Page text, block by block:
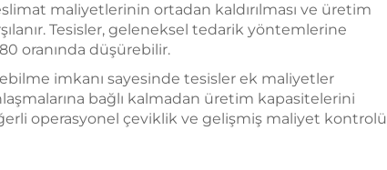
maliyetlerinin ortadan kaldırılması ve üretim
Tesisler, geleneksel tedarik yöntemlerine
oranında düşürebilir.
imkanı sayesinde tesisler ek maliyetler
bağlı kalmadan üretim kapasitelerini
operasyonel çeviklik ve gelişmiş maliyet kontrolü